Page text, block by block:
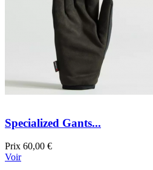
Specialized Gants...
Prix 60,00 €
Voir